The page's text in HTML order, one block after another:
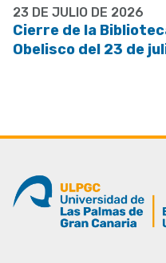
23 DE JULIO DE 2026
Cierre de la
Obelisco del 23 de